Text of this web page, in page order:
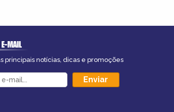
MAIL
principais notícias, dicas e promoções